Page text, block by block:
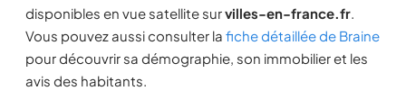
disponibles en vue satellite survilles-en-france.fr.
Vous pouvez aussi consulter la fiche détaillée de Braine
pour découvrir sa démographie, son immobilier et les
avis des habitants.